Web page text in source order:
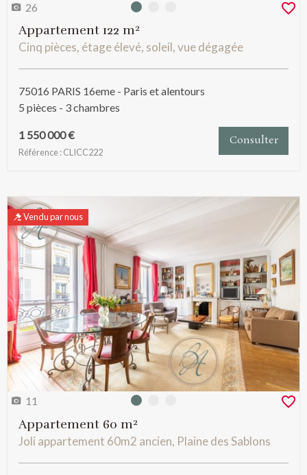
26 Photo 0
Appartement 122 m²
Cinq pièces, étage élevé, soleil, vue dégagée
75016 PARIS 16eme - Paris et alentours
5 pièces - 3 chambres
1 550 000 €
Référence : CLICC222
Consulter
Vendu par nous
11 Photo 0
Appartement 60 m²
Joli appartement 60m2 ancien, Plaine des Sablons